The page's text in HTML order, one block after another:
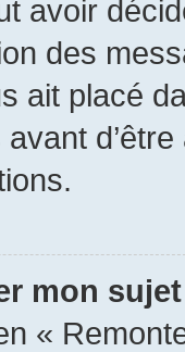
avoir
des
ait placé
mon
«